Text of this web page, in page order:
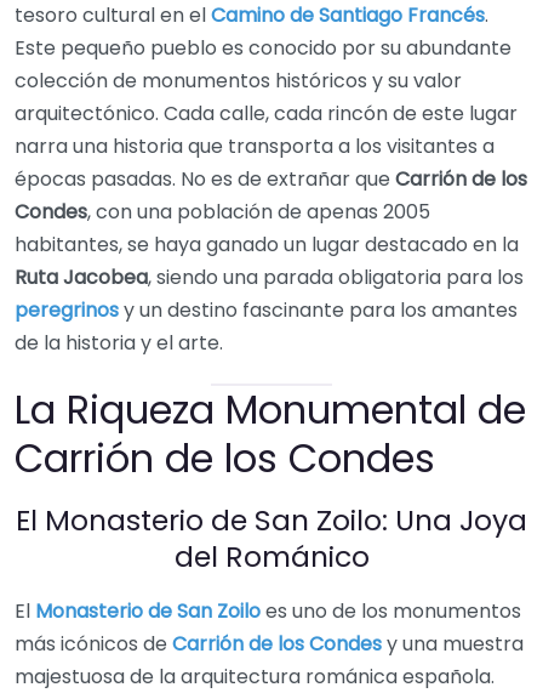
tesoro cultural en elCamino de Santiago Francés.
Este pequeño pueblo es conocido por su abundante
colección de monumentos históricos y su valor
arquitectónico. Cada calle, cada rincón de este lugar
narra una historia que transporta a los visitantes a
épocas pasadas. No es de extrañar que Carrión de los
Condes, con una población de apenas 2005
habitantes, se haya ganado un lugar destacado en la
Ruta Jacobea, siendo una parada obligatoria para los
peregrinosy un destino fascinante para los amantes
de la historia y el arte.
La Riqueza Monumental de
Carrión de los Condes
El Monasterio de San Zoilo: Una Joya
del Románico
El Monasterio de San Zoiloes uno de los monumentos
más icónicos de Carrión de los Condesy una muestra
majestuosa de la arquitectura románica española.